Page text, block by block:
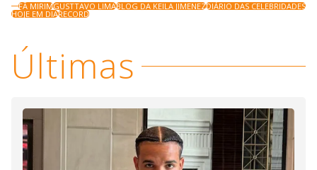
FÃ MIRIMGUSTTAVO LIMABLOG DA KEILA JIMENEZDIÁRIO DAS CELEBRIDADES
HOJE EM DIARECORD
Últimas